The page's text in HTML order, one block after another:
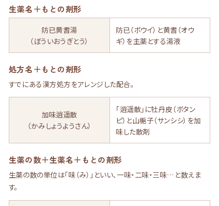
生薬名＋もとの剤形
防已黄耆湯
（ぼういおうぎとう）
防已（ボウイ）と黄耆（オウ
ギ）を主薬とする湯液
処方名＋もとの剤形
すでにある漢方処方をアレンジした配合。
加味逍遥散
（かみしょうようさん）
「逍遥散」 に牡丹皮（ボタン
ピ）と山梔子（サンシシ）を加
味した散剤
生薬の数＋生薬名＋もとの剤形
生薬の数の単位は「味（み）」といい、一味・二味・三味…と数えま
す。